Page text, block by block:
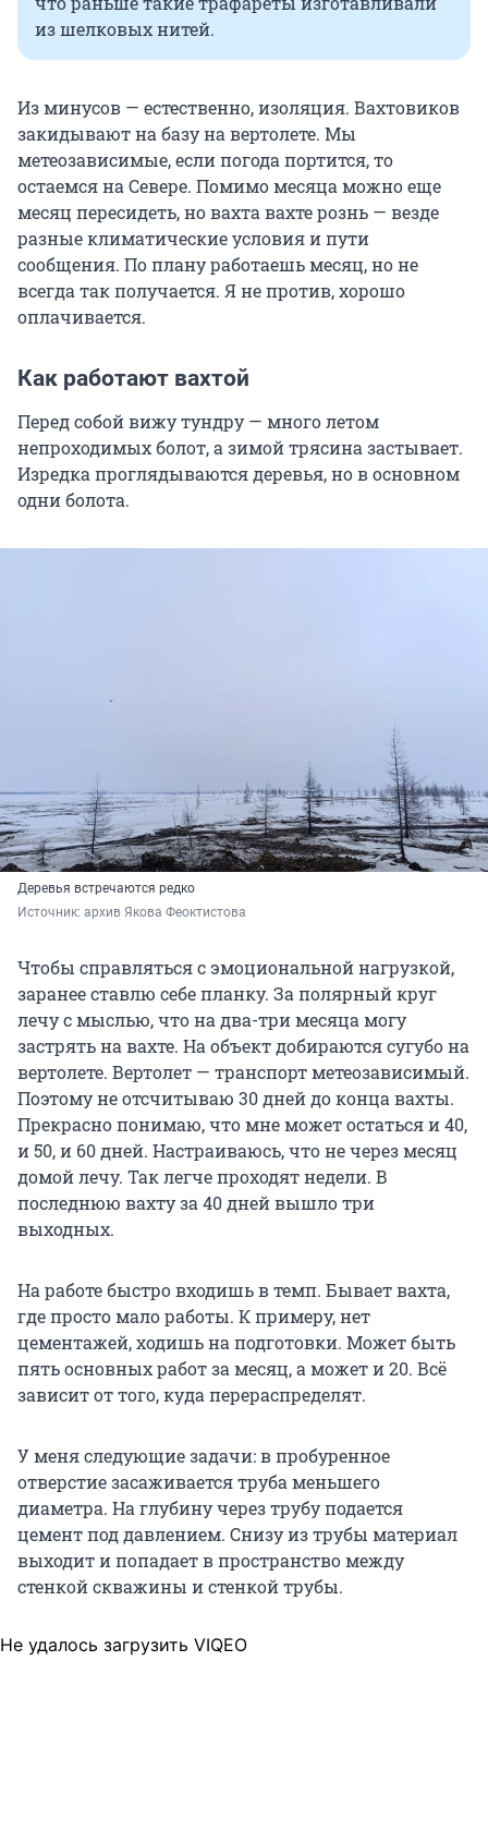
из шелковых нитей.
Из минусов — естественно, изоляция. Вахтовиков
закидывают на базу на вертолете. Мы
метеозависимые, если погода портится, то
остаемся на Севере. Помимо месяца можно еще
месяц пересидеть, но вахта вахте рознь — везде
разные климатические условия и пути
сообщения. По плану работаешь месяц, но не
всегда так получается. Я не против, хорошо
оплачивается.
Как работают вахтой
Перед собой вижу тундру — много летом
непроходимых болот, а зимой трясина застывает.
Изредка проглядываются деревья, но в основном
одни болота.
Деревья встречаются редко
Источник: архив Якова Феоктистова
Чтобы справляться с эмоциональной нагрузкой,
заранее ставлю себе планку. За полярный круг
лечу с мыслью, что на два-три месяца могу
застрять на вахте. На объект добираются сугубо на
вертолете. Вертолет — транспорт метеозависимый.
Поэтому не отсчитываю 30 днейдо конца вахты.
Прекрасно понимаю, что мне может остаться и 40,
и 50, и 60 дней. Настраиваюсь, что не через месяц
домой лечу. Так легче проходят недели. В
последнюю вахту за 40 дней вышло три
выходных.
На работе быстро входишь в темп. Бывает вахта,
где просто мало работы. К примеру, нет
цементажей, ходишь на подготовки. Может быть
пять основных работ за месяц, а может и 20. Всё
зависит от того, куда перераспределят.
У меня следующие задачи: в пробуренное
отверстие засаживается труба меньшего
диаметра. На глубину через трубу подается
цемент под давлением. Снизу из трубы материал
выходит и попадает в пространство между
стенкой скважины и стенкой трубы.
Не удалось загрузить VIQEO